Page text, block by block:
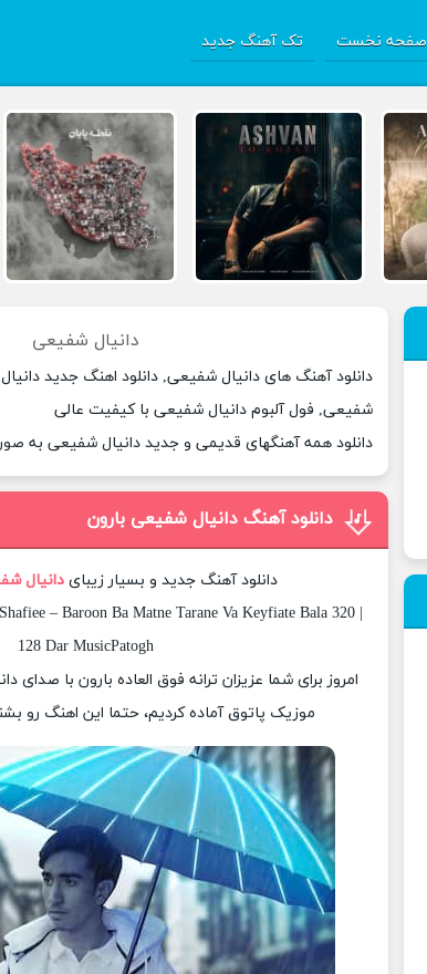
صفحه نخست تک آهنگ جدید
دانیال شفیعی
دانلود آهنگ های دانیال شفیعی, دانلود اهنگ جدید
شفیعی, فول آلبوم دانیال شفیعی با کیفیت عالی
دانلود همه آهنگهای قدیمی و جدید دانیال شفیعی به
دانلود آهنگ دانیال شفیعی بارون
دانلود آهنگ جدید و بسیار زیبای دانیال
– Baroon Ba Matne Tarane Va Keyfiate Bala 320 |
128 Dar MusicPatogh
امروز برای شما عزیزان ترانه فوق العاده بارون با
موزیک پاتوق آماده کردیم، حتما این اهنگ رو